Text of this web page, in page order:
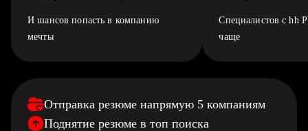
И шансов попасть в компанию
мечты
Специалистов с hh
чаще
Отправка резюме напрямую 5 компаниям
Поднятие резюме в топ поиска